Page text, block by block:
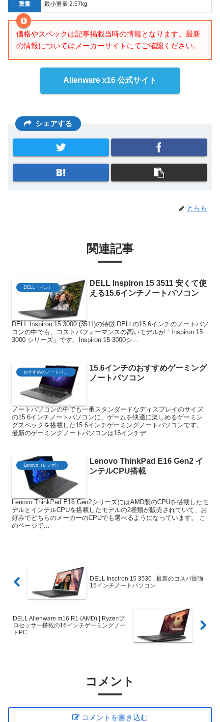
重量 最小重量 2.57kg
価格やスペックは記事掲載当時の情報となります。最新
の情報についてはメーカーサイトにてご確認ください。
Alienware x16 公式サイト
シェアする
とらも
関連記事
DELL（デル）
DELL Inspiron 15 3511 安くて使
える15.6インチノートパソコン
DELL Inspiron 15 3000 (3511)の特徴 DELLの15.6インチのノートパソ
コンの中でも、コストパフォーマンスの高いモデルが「Inspiron 15
3000 シリーズ」です。Inspiron 15 3000シ...
おすすめのノートパソコン
15.6インチのおすすめゲーミング
ノートパソコン
ノートパソコンの中でも一番スタンダードなディスプレイのサイズ
の15.6インチノートパソコンに、ゲームを快適に楽しめるゲーミン
グスペックを搭載した15.6インチゲーミングノートパソコンです。
最新のゲーミングノートパソコンは16インチデ...
Lenovo（レノボ）
Lenovo ThinkPad E16 Gen2 イ
ンテルCPU搭載
Lenovo ThinkPad E16 Gen2シリーズにはAMD製のCPUを搭載したモ
デルとインテルCPUを搭載したモデルの2種類が販売されていて、お
好みでどちらのメーカーのCPUでも選べるようになっています。 こ
のページで...
DELL Inspiron 15 3530 | 最新のコスパ最強
15インチノートパソコン
DELL Alienware m16 R1 (AMD) | Ryzenプ
ロセッサー搭載の16インチゲーミングノー
トPC
コメント
コメントを書き込む